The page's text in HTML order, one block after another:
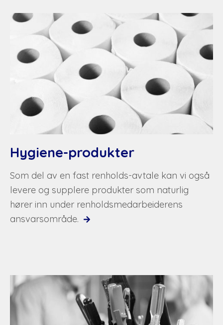
Hygiene-produkter
Som del av en fast renholds-avtale kan vi også
levere og supplere produkter som naturlig
hører inn under renholdsmedarbeiderens
ansvarsområde.